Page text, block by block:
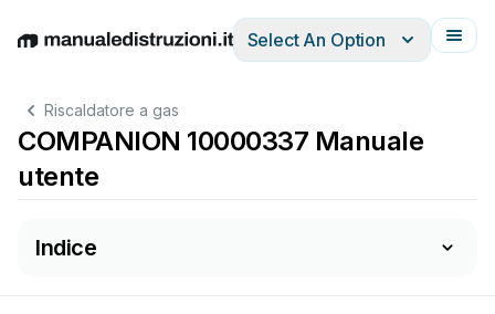
EnglishDeutschEspañolItalianoFrançais
Select An Option
Riscaldatore a gas
COMPANION 10000337 Manuale
utente
Indice